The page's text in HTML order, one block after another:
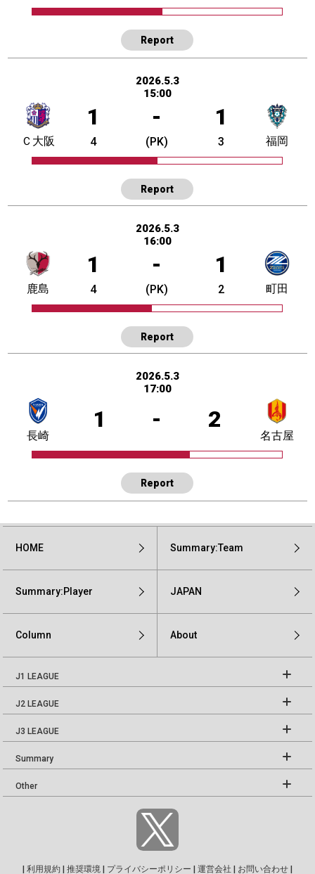
Report
2026.5.3
15:00
1 - 1
Ｃ大阪 4 (PK) 3 福岡
Report
2026.5.3
16:00
1 - 1
鹿島 4 (PK) 2 町田
Report
2026.5.3
17:00
1 - 2
長崎 名古屋
Report
HOME Summary:Team
Summary:Player JAPAN
Column About
J1 LEAGUE
J2 LEAGUE
J3 LEAGUE
Summary
Other
利用規約 推奨環境 プライバシーポリシー 運営会社 お問い合わせ